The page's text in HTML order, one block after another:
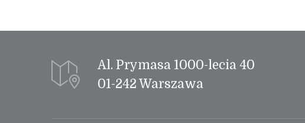
Al. Prymasa 1000-lecia 40
01-242 Warszawa